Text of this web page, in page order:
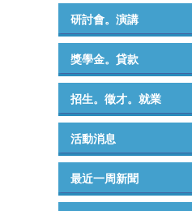
研討會。演講
獎學金。貸款
招生。徵才。就業
活動消息
最近一周新聞